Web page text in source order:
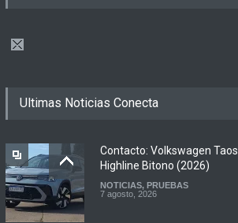
Ultimas Noticias Conecta
Contacto: Volkswagen Taos
Highline Bitono (2026)
NOTICIAS, PRUEBAS
7 agosto, 2026